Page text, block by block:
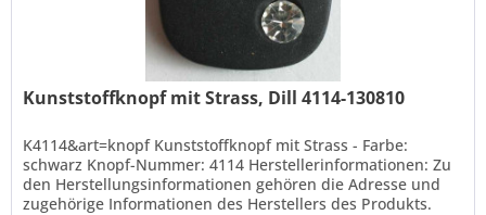
Kunststoffknopf mit Strass, Dill 4114-130810
K4114&art=knopf Kunststoffknopf mit Strass - Farbe:
schwarz Knopf-Nummer: 4114 Herstellerinformationen: Zu
den Herstellungsinformationen gehören die Adresse und
zugehörige Informationen des Herstellers des Produkts.